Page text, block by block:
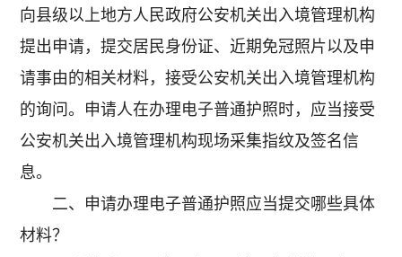
向县级以上地方人民政府公安机关出入境管理机构
提出申请，提交居民身份证、近期免冠照片以及申
请事由的相关材料，接受公安机关出入境管理机构
的询问。申请人在办理电子普通护照时，应当接受
公安机关出入境管理机构现场采集指纹及签名信
息。
二、申请办理电子普通护照应当提交哪些具体
材料？